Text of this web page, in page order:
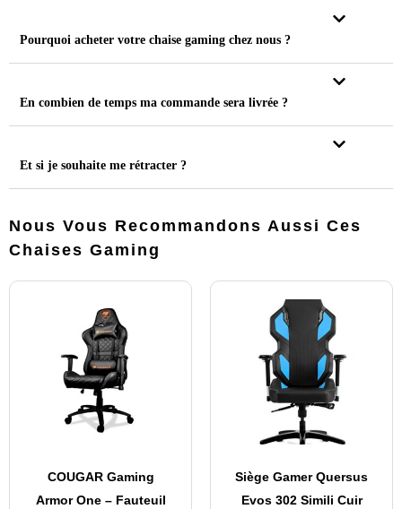
Pourquoi acheter votre chaise gaming chez nous ?
En combien de temps ma commande sera livrée ?
Et si je souhaite me rétracter ?
Nous Vous Recommandons Aussi Ces
Chaises Gaming
COUGAR Gaming
Armor One – Fauteuil
Siège Gamer Quersus
Evos 302 Simili Cuir